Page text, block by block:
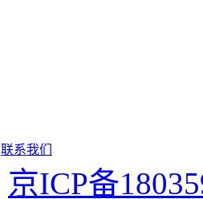
联系我们
京ICP备